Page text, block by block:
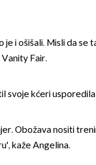
je i ošišali. Misli da se
Fair.
svoje kćeri
Obožava nositi
kaže Angelina.